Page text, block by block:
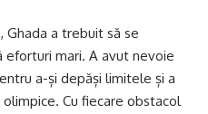
a trebuit să se
eforturi mari. A avut nevoie
a-și depăși limitele și a
Cu fiecare obstacol